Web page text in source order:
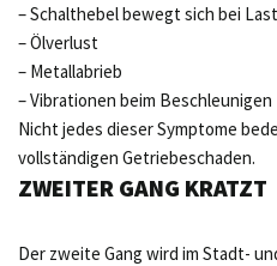
– Schalthebel bewegt sich bei
– Ölverlust
– Metallabrieb
– Vibrationen beim Beschleunigen
Nicht jedes dieser Symptome
vollständigen Getriebeschaden.
ZWEITER GANG KRATZT
Der zweite Gang wird im Stadt-